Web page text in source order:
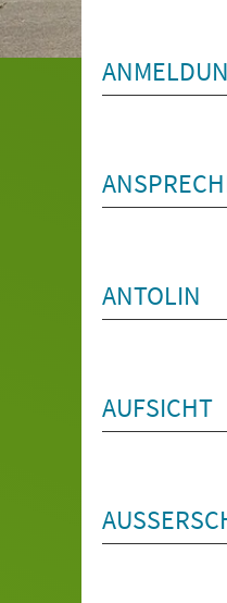
ANTOLIN
AUFSICHT